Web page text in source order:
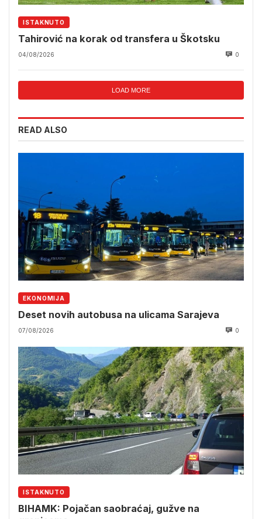
ISTAKNUTO
Tahirović na korak od transfera u Škotsku
04/08/2026 0
LOAD MORE
READ ALSO
EKONOMIJA
Deset novih autobusa na ulicama Sarajeva
07/08/2026 0
ISTAKNUTO
BIHAMK: Pojačan saobraćaj, gužve na